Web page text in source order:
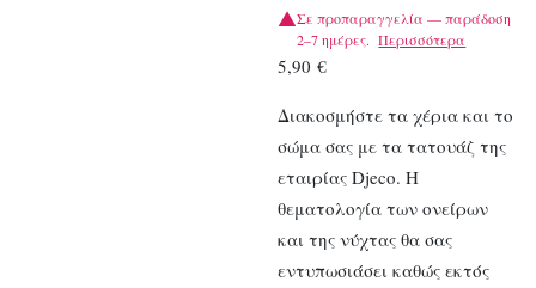
Σε προπαραγγελία — παράδοση
2–7 ημέρες. Περισσότερα
5,90€
Διακοσμήστε τα χέρια και το
σώμα σας με τα τατουάζ της
εταιρίας Djeco. Η
θεματολογία των ονείρων
και της νύχτας θα σας
εντυπωσιάσει καθώς εκτός